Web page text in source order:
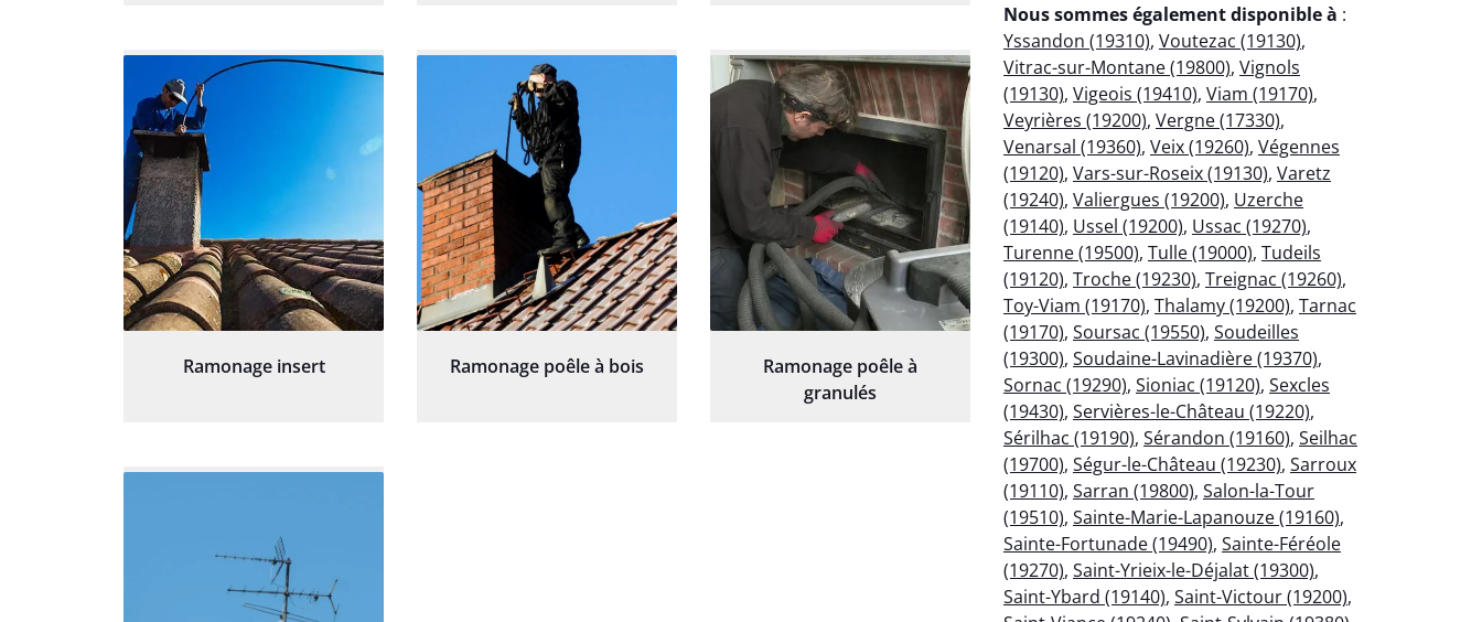
Ramonage insert Ramonage poêle à bois
Ramonage poêle à
granulés
Nous sommes également disponible à :
Yssandon (19310), Voutezac (19130),
Vitrac-sur-Montane (19800), Vignols
(19130), Vigeois (19410), Viam (19170),
Veyrières (19200), Vergne (17330),
Venarsal (19360), Veix (19260), Végennes
(19120), Vars-sur-Roseix (19130), Varetz
(19240), Valiergues (19200), Uzerche
(19140), Ussel (19200), Ussac (19270),
Turenne (19500), Tulle (19000), Tudeils
(19120), Troche (19230), Treignac (19260),
Toy-Viam (19170), Thalamy (19200), Tarnac
(19170), Soursac (19550), Soudeilles
(19300), Soudaine-Lavinadière (19370),
Sornac (19290), Sioniac (19120), Sexcles
(19430), Servières-le-Château (19220),
Sérilhac (19190), Sérandon (19160), Seilhac
(19700), Ségur-le-Château (19230), Sarroux
(19110), Sarran (19800), Salon-la-Tour
(19510), Sainte-Marie-Lapanouze (19160),
Sainte-Fortunade (19490), Sainte-Féréole
(19270), Saint-Yrieix-le-Déjalat (19300),
Saint-Ybard (19140), Saint-Victour (19200),